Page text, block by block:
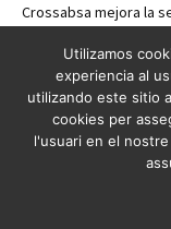
Crossabsa mejora la
a
14
Crossabsa millora la
Utilizamos
experiencia al
utilizando este sitio
cookies per
l'usuari en el